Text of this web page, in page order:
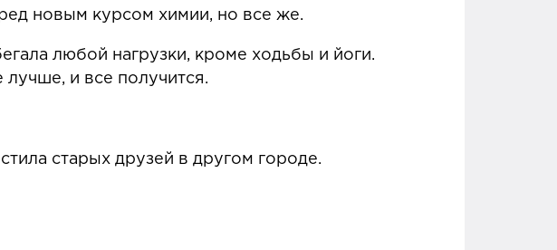
новым курсом химии, но все же.
любой нагрузки, кроме ходьбы и йоги.
и все получится.
старых друзей в другом городе.